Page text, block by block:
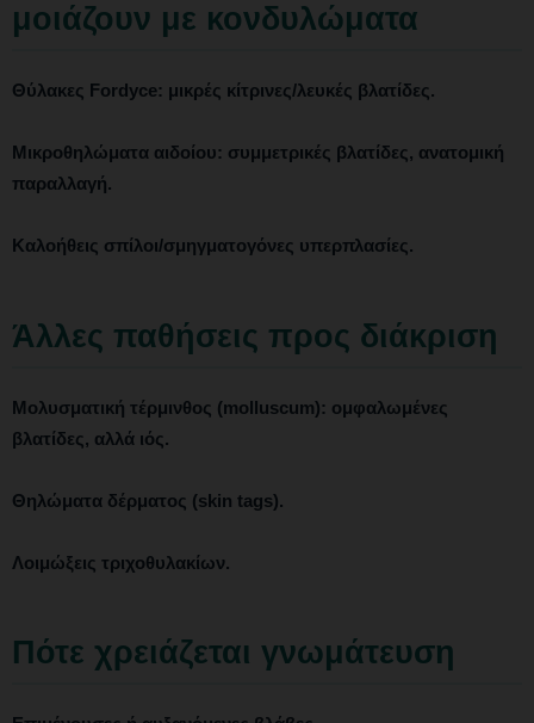
μοιάζουν με κονδυλώματα
Θύλακες Fordyce: μικρές κίτρινες/λευκές βλατίδες.
Μικροθηλώματα αιδοίου: συμμετρικές βλατίδες, ανατομική
παραλλαγή.
Καλοήθεις σπίλοι/σμηγματογόνες υπερπλασίες.
Άλλες παθήσεις προς διάκριση
Μολυσματική τέρμινθος (molluscum): ομφαλωμένες
βλατίδες, αλλά ιός.
Θηλώματα δέρματος (skin tags).
Λοιμώξεις τριχοθυλακίων.
Πότε χρειάζεται γνωμάτευση